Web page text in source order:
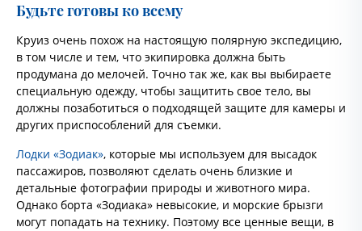
Будьте готовы ко всему
Круиз очень похож на настоящую полярную экспедицию,
в том числе и тем, что экипировка должна быть
продумана до мелочей. Точно так же, как вы выбираете
специальную одежду, чтобы защитить свое тело, вы
должны позаботиться о подходящей защите для камеры и
других приспособлений для съемки.
Лодки «Зодиак», которые мы используем для высадок
пассажиров, позволяют сделать очень близкие и
детальные фотографии природы и животного мира.
Однако борта «Зодиака» невысокие, и морские брызги
могут попадать на технику. Поэтому все ценные вещи, в